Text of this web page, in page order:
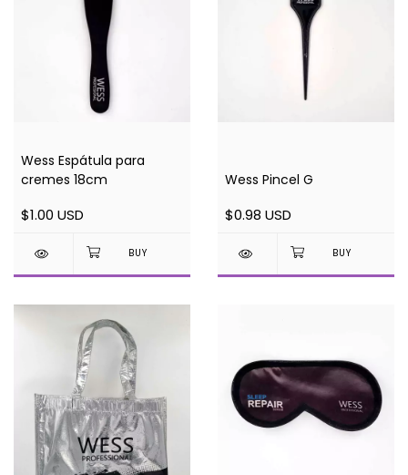
Wess Espátula para
cremes 18cm
$1.00 USD
Wess Pincel G
$0.98 USD